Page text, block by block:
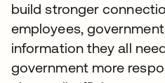
build stronger
employees,
information they all
government more